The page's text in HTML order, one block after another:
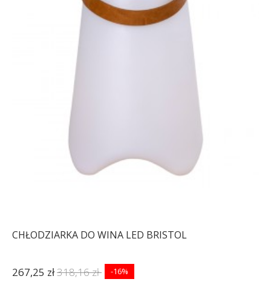
CHŁODZIARKA DO WINA LED BRISTOL
267,25 zł318,16 zł -16%